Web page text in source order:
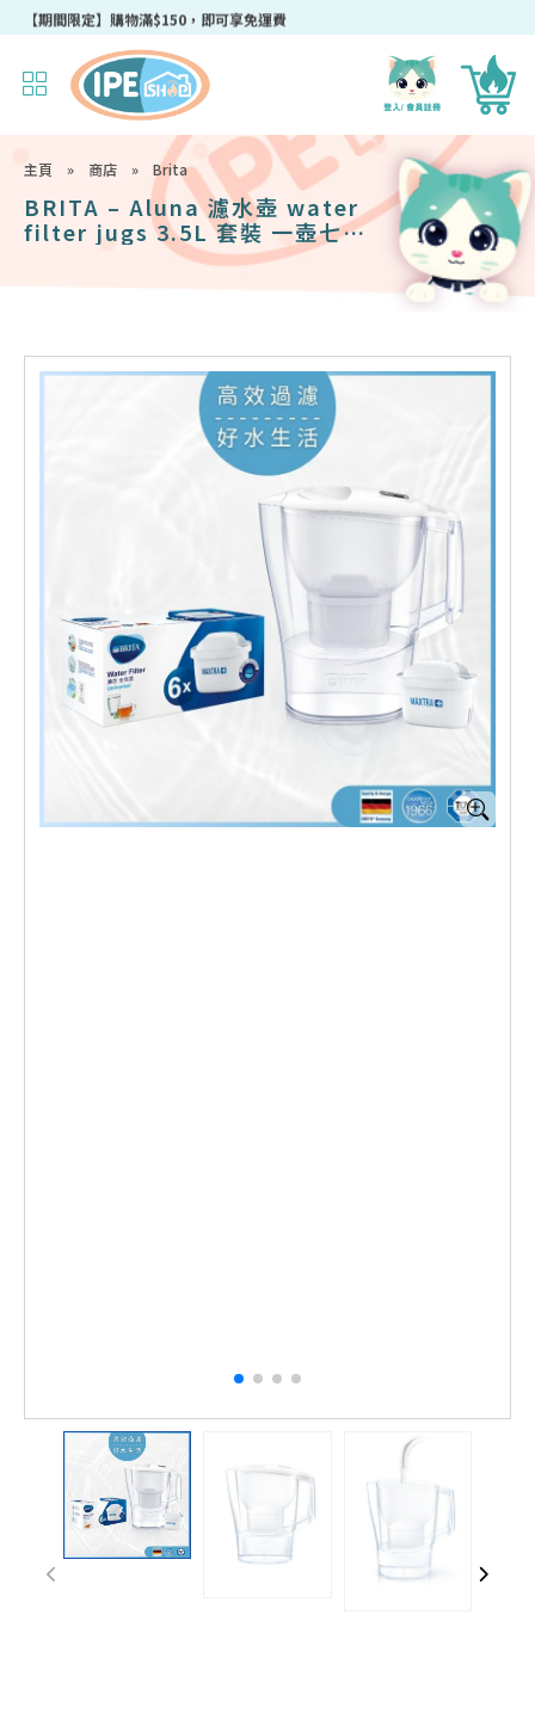
成為IPEshop會員，新會員即可獲得迎新$50購物優惠碼！
主頁 » 商店 » Brita
BRITA – Aluna 濾水壺 water
filter jugs 3.5L 套裝 一壺七芯 *
限時贈送 全效濾芯2件